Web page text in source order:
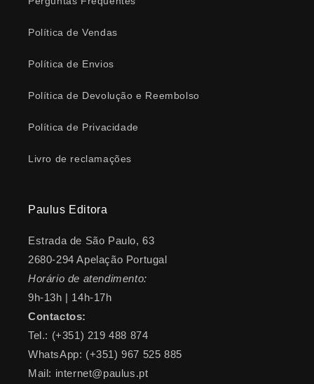
Política de Vendas
Política de Envios
Política de Devolução e Reembolso
Política de Privacidade
Livro de reclamações
Paulus Editora
Estrada de São Paulo, 63
2680-294 Apelação Portugal
Horário de atendimento:
9h-13h | 14h-17h
Contactos:
Tel.: (+351) 219 488 874
WhatsApp: (+351) 967 525 885
Mail: internet@paulus.pt